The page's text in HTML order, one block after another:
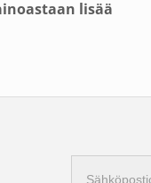
lisää
olosuhteissa.